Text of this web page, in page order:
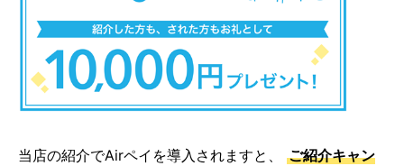
当店の紹介でAirペイを導入されますと、
ご紹介キャン